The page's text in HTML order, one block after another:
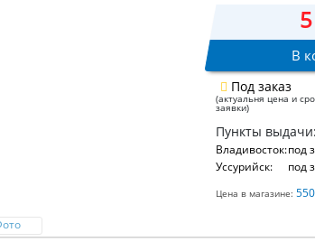
В
Под заказ
(актуальня цена и
заявки)
Пункты выдачи:
Владивосток:под
Уссурийск:
под
Цена в магазине: